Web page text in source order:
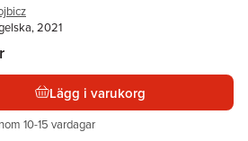
2021
Lägg i varukorg
10-15 vardagar